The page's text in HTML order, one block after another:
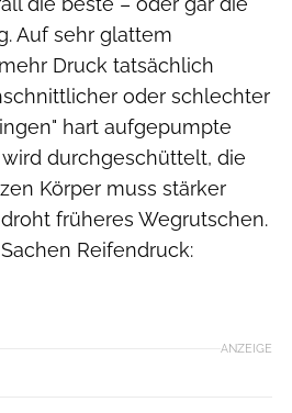
Auf sehr glattem
Druck tatsächlich
oder schlechter
hart aufgepumpte
durchgeschüttelt, die
Körper muss stärker
früheres Wegrutschen.
Reifendruck:
ANZEIGE